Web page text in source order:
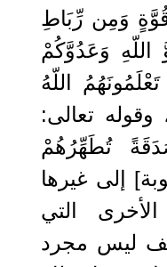
وَمِن رِّبَاطِ
اللّهِ وَعَدُوَّكُمْ
اللّهُ
وقوله تعالى:
تُطَهِّرُهُمْ
[103: التوبة] إلى غيرها
التي
ليس مجرد